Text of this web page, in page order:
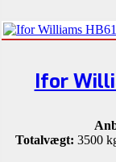
Ifor
Totalvægt: 3500